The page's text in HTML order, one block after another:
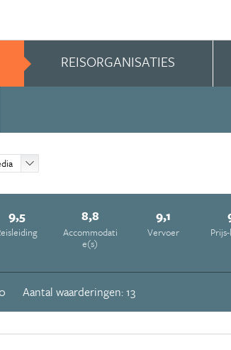
REISORGANISATIES
9,5 8,8
Accommodati
e(s)
9,1
Vervoer
Aantal waarderingen: 13